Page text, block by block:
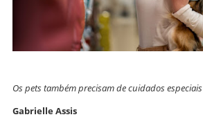
Os pets também precisam de cuidados especiais
Gabrielle Assis